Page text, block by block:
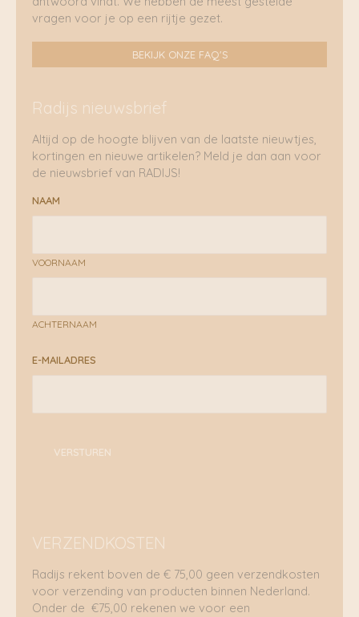
vragen voor je op een rijtje gezet.
BEKIJK ONZE FAQ'S
Radijs nieuwsbrief
Altijd op de hoogte blijven van de laatste nieuwtjes,
kortingen en nieuwe artikelen? Meld je dan aan voor
de nieuwsbrief van RADIJS!
NAAM
VOORNAAM
ACHTERNAAM
E-MAILADRES
VERSTUREN
VERZENDKOSTEN
Radijs rekent boven de € 75,00 geen verzendkosten
voor verzending van producten binnen Nederland.
Onder de €75,00 rekenen we voor een